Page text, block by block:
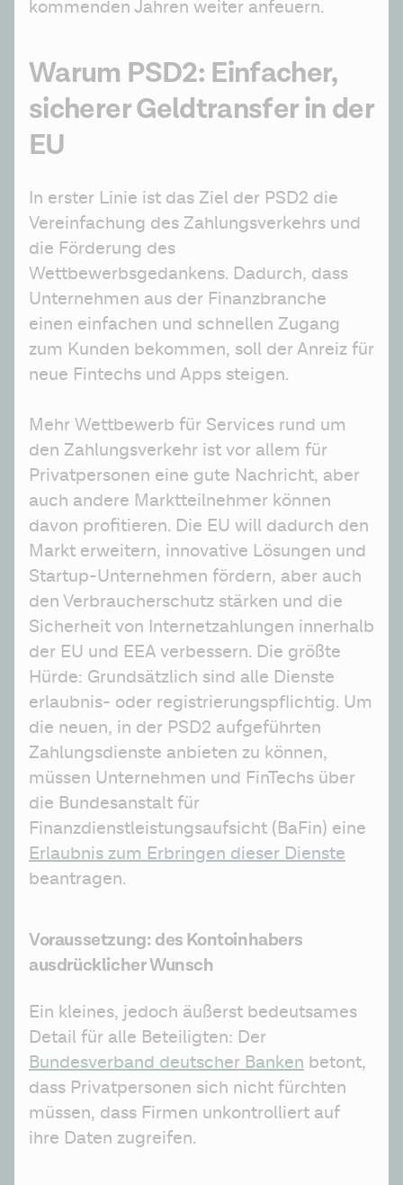
kommenden Jahren weiter anfeuern.
Warum PSD2: Einfacher,
sicherer Geldtransfer in der
EU
In erster Linie ist das Ziel der PSD2 die
Vereinfachung des Zahlungsverkehrs und
die Förderung des
Wettbewerbsgedankens. Dadurch, dass
Unternehmen aus der Finanzbranche
einen einfachen und schnellen Zugang
zum Kunden bekommen, soll der Anreiz für
neue Fintechs und Apps steigen.
Mehr Wettbewerb für Services rund um
den Zahlungsverkehr ist vor allem für
Privatpersonen eine gute Nachricht, aber
auch andere Marktteilnehmer können
davon profitieren. Die EU will dadurch den
Markt erweitern, innovative Lösungen und
Startup-Unternehmen fördern, aber auch
den Verbraucherschutz stärken und die
Sicherheit von Internetzahlungen innerhalb
der EU und EEA verbessern. Die größte
Hürde: Grundsätzlich sind alle Dienste
erlaubnis- oder registrierungspflichtig. Um
die neuen, in der PSD2 aufgeführten
Zahlungsdienste anbieten zu können,
müssen Unternehmen und FinTechs über
die Bundesanstalt für
Erlaubnis zum Erbringen dieser Dienste
beantragen.
Voraussetzung: des Kontoinhabers
ausdrücklicher Wunsch
Ein kleines, jedoch äußerst bedeutsames
Bundesverband deutscher Banken betont,
dass Privatpersonen sich nicht fürchten
müssen, dass Firmen unkontrolliert auf
ihre Daten zugreifen.